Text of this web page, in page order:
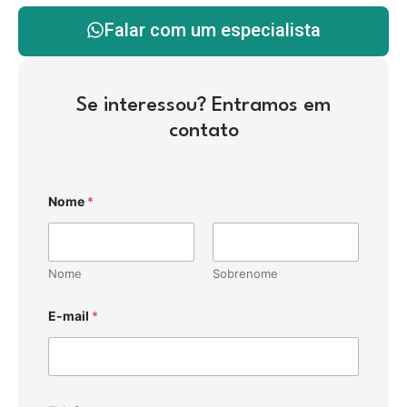
Falar com um especialista
Se interessou? Entramos em
contato
Nome *
Nome Sobrenome
E-mail *